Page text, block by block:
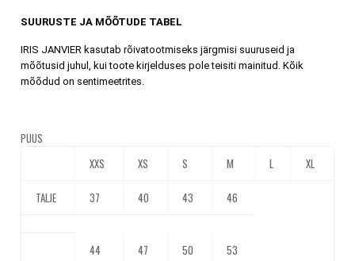
SUURUSTE JA MÕÕTUDE TABEL
IRIS JANVIER kasutab rõivatootmiseks järgmisi suuruseid ja
mõõtusid juhul, kui toote kirjelduses pole teisiti mainitud. Kõik
mõõdud on sentimeetrites.
PUUS
XXS
XS S M L XL
TALJE 37 40 43 46
44 47 50 53